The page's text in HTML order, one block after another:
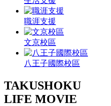
職涯支援
文京校區
八王子國際校區
TAKUSHOKU
LIFE MOVIE